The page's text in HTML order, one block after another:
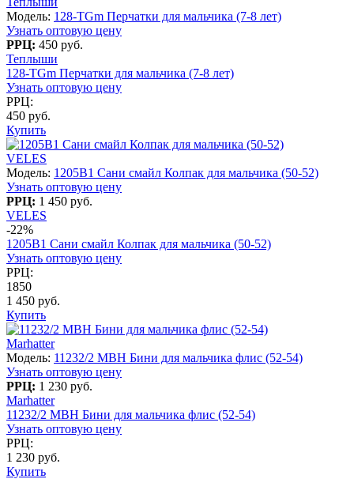
Модель: 128-TGm Перчатки для мальчика (7-8 лет)
Узнать оптовую цену
РРЦ: 450 руб.
Теплыши
128-TGm Перчатки для мальчика (7-8 лет)
Узнать оптовую цену
РРЦ:
450 руб.
Купить
VELES
Модель: 1205B1 Сани смайл Колпак для мальчика (50-52)
Узнать оптовую цену
РРЦ: 1 450 руб.
VELES
-22%
1205B1 Сани смайл Колпак для мальчика (50-52)
Узнать оптовую цену
РРЦ:
1850
1 450 руб.
Купить
Marhatter
Модель: 11232/2 MBH Бини для мальчика флис (52-54)
Узнать оптовую цену
РРЦ: 1 230 руб.
Marhatter
11232/2 MBH Бини для мальчика флис (52-54)
Узнать оптовую цену
РРЦ:
1 230 руб.
Купить